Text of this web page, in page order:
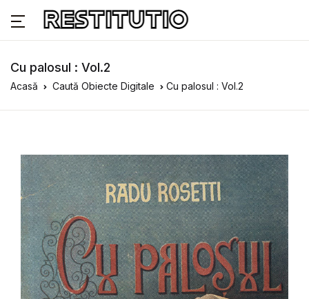
Cu palosul : Vol.2
Acasă Caută Obiecte Digitale Cu palosul : Vol.2